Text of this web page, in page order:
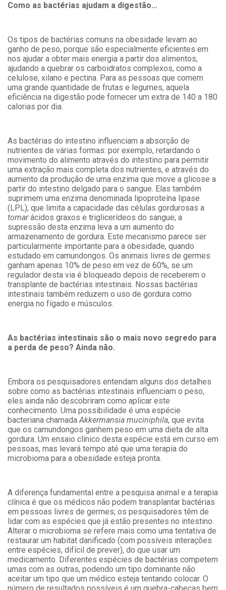
Como as bactérias ajudam a digestão…
Os tipos de bactérias comuns na obesidade levam ao
ganho de peso, porque são especialmente eficientes em
nos ajudar a obter mais energia a partir dos alimentos,
ajudando a quebrar os carboidratos complexos, como a
celulose, xilano e pectina. Para as pessoas que comem
uma grande quantidade de frutas e legumes, aquela
eficiência na digestão pode fornecer um extra de 140 a 180
calorias por dia.
As bactérias do intestino influenciam a absorção de
nutrientes de várias formas: por exemplo, retardando o
movimento do alimento através do intestino para permitir
uma extração mais completa dos nutrientes, e através do
aumento da produção de uma enzima que move a glicose a
partir do intestino delgado para o sangue. Elas também
suprimem uma enzima denominada lipoproteína lipase
(LPL), que limita a capacidade das células gordurosas a
tomarácidos graxos e triglicerídeos do sangue; a
supressão desta enzima leva a um aumento do
armazenamento de gordura. Este mecanismo parece ser
particularmente importante para a obesidade, quando
estudado em camundongos. Os animais livres de germes
ganham apenas 10% de peso em vez de 60%, se um
regulador desta via é bloqueado depois de receberem o
transplante de bactérias intestinais. Nossas bactérias
intestinais também reduzem o uso de gordura como
energia no fígado e músculos.
As bactérias intestinais são o mais novo segredo para
a perda de peso? Ainda não.
Embora os pesquisadores entendam alguns dos detalhes
sobre como as bactérias intestinais influenciam o peso,
eles ainda não descobriram como aplicar este
conhecimento. Uma possibilidade é uma espécie
bacteriana chamadaAkkermansia muciniphila, que evita
que os camundongos ganhem peso em uma dieta de alta
gordura. Um ensaio clínico desta espécie está em curso em
pessoas, mas levará tempo até que uma terapia do
microbioma para a obesidade esteja pronta.
A diferença fundamental entre a pesquisa animal e a terapia
clínica é que os médicos não podem transplantar bactérias
em pessoas livres de germes; os pesquisadores têm de
lidar com as espécies que já estão presentes no intestino.
Alterar o microbioma se refere mais como uma tentativa de
restaurar um habitat danificado (com possíveis interações
entre espécies, difícil de prever), do que usar um
medicamento. Diferentes espécies de bactérias competem
umas com as outras, podendo um tipo dominante não
aceitar um tipo que um médico esteja tentando colocar. O